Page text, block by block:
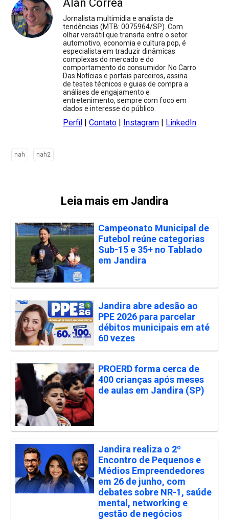
Alan Correa
Jornalista multimídia e analista de
tendências (MTB: 0075964/SP). Com
olhar versátil que transita entre o setor
automotivo, economia e cultura pop, é
especialista em traduzir dinâmicas
complexas do mercado e do
comportamento do consumidor. No Carro
Das Notícias e portais parceiros, assina
de testes técnicos e guias de compra a
análises de engajamento e
entretenimento, sempre com foco em
dados e interesse do público.
Perfil |Contato | Instagram | LinkedIn
nah nah2
Leia mais em Jandira
Campeonato Municipal de
Futebol reúne categorias
Sub-15 e 35+ no Tablado
em Jandira
Jandira abre adesão ao
PPE 2026 para parcelar
débitos municipais em até
60 vezes
PROERD forma cerca de
400 crianças após meses
de aulas em Jandira (SP)
Jandira realiza o 2º
Encontro de Pequenos e
Médios Empreendedores
em 26 de junho, com
debates sobre NR-1, saúde
mental, networking e
gestão de negócios